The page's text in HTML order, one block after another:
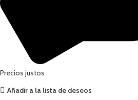
Precios justos
Añadir a la lista de deseos